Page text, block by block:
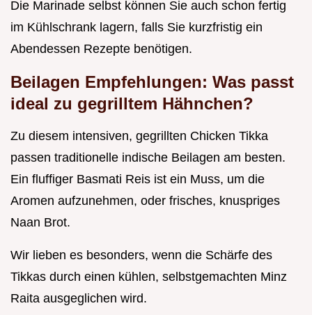
Die Marinade selbst können Sie auch schon fertig
im Kühlschrank lagern, falls Sie kurzfristig ein
Abendessen Rezepte benötigen.
Beilagen Empfehlungen: Was passt
ideal zu gegrilltem Hähnchen?
Zu diesem intensiven, gegrillten Chicken Tikka
passen traditionelle indische Beilagen am besten.
Ein fluffiger Basmati Reis ist ein Muss, um die
Aromen aufzunehmen, oder frisches, knuspriges
Naan Brot.
Wir lieben es besonders, wenn die Schärfe des
Tikkas durch einen kühlen, selbstgemachten Minz
Raita ausgeglichen wird.